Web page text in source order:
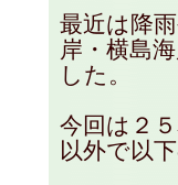
最近は降
岸・横島
した。
今回は２
以外で以